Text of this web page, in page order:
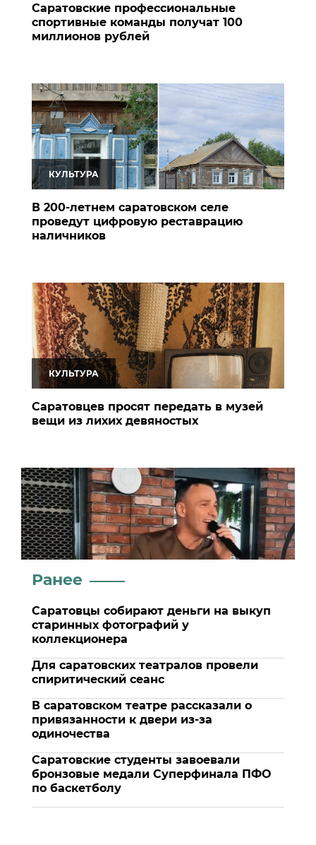
Саратовские профессиональные
спортивные команды получат 100
миллионов рублей
КУЛЬТУРА
В 200-летнем саратовском селе
проведут цифровую реставрацию
наличников
КУЛЬТУРА
Саратовцев просят передать в музей
вещи из лихих девяностых
Ранее
Саратовцы собирают деньги на выкуп
старинных фотографий у
коллекционера
Для саратовских театралов провели
спиритический сеанс
В саратовском театре рассказали о
привязанности к двери из-за
одиночества
Саратовские студенты завоевали
бронзовые медали Суперфинала ПФО
по баскетболу